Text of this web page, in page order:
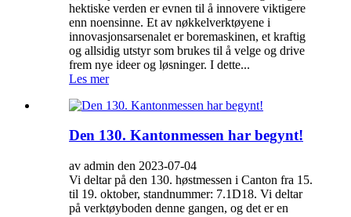
hektiske verden er evnen til å innovere viktigere
enn noensinne. Et av nøkkelverktøyene i
innovasjonsarsenalet er boremaskinen, et kraftig
og allsidig utstyr som brukes til å velge og drive
frem nye ideer og løsninger. I dette...
Les mer
Den 130. Kantonmessen har begynt!
av admin den 2023-07-04
Vi deltar på den 130. høstmessen i Canton fra 15.
til 19. oktober, standnummer: 7.1D18. Vi deltar
på verktøyboden denne gangen, og det er en